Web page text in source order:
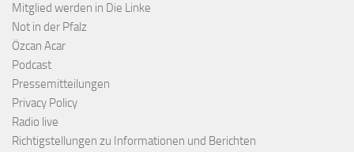
Mitglied werden in Die Linke
Not in der Pfalz
Özcan Acar
Podcast
Pressemitteilungen
Privacy Policy
Radio live
Richtigstellungen zu Informationen und Berichten